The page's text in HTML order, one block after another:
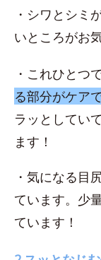
・シワとシミ
いところがお
・これひとつ
る部分がケア
ラッとしてい
ます！
・気になる目
ています。少
ています！